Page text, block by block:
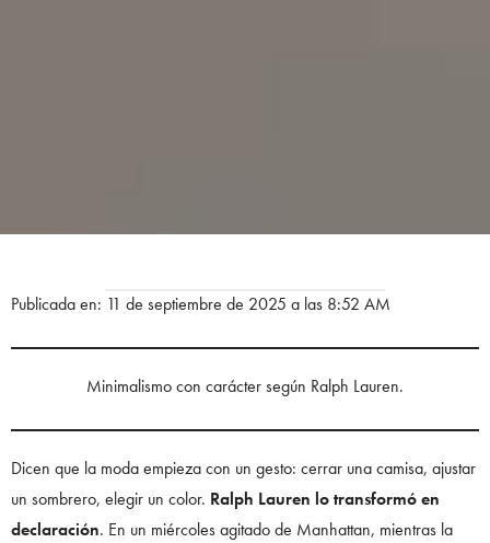
Publicada en: 11 de septiembre de 2025 a las 8:52 AM
Minimalismo con carácter según Ralph Lauren.
Dicen que la moda empieza con un gesto: cerrar una camisa, ajustar
un sombrero, elegir un color. Ralph Lauren lo transformó en
declaración. En un miércoles agitado de Manhattan, mientras la